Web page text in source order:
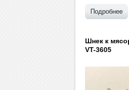
Подробнее
Шнек к
VT-3605